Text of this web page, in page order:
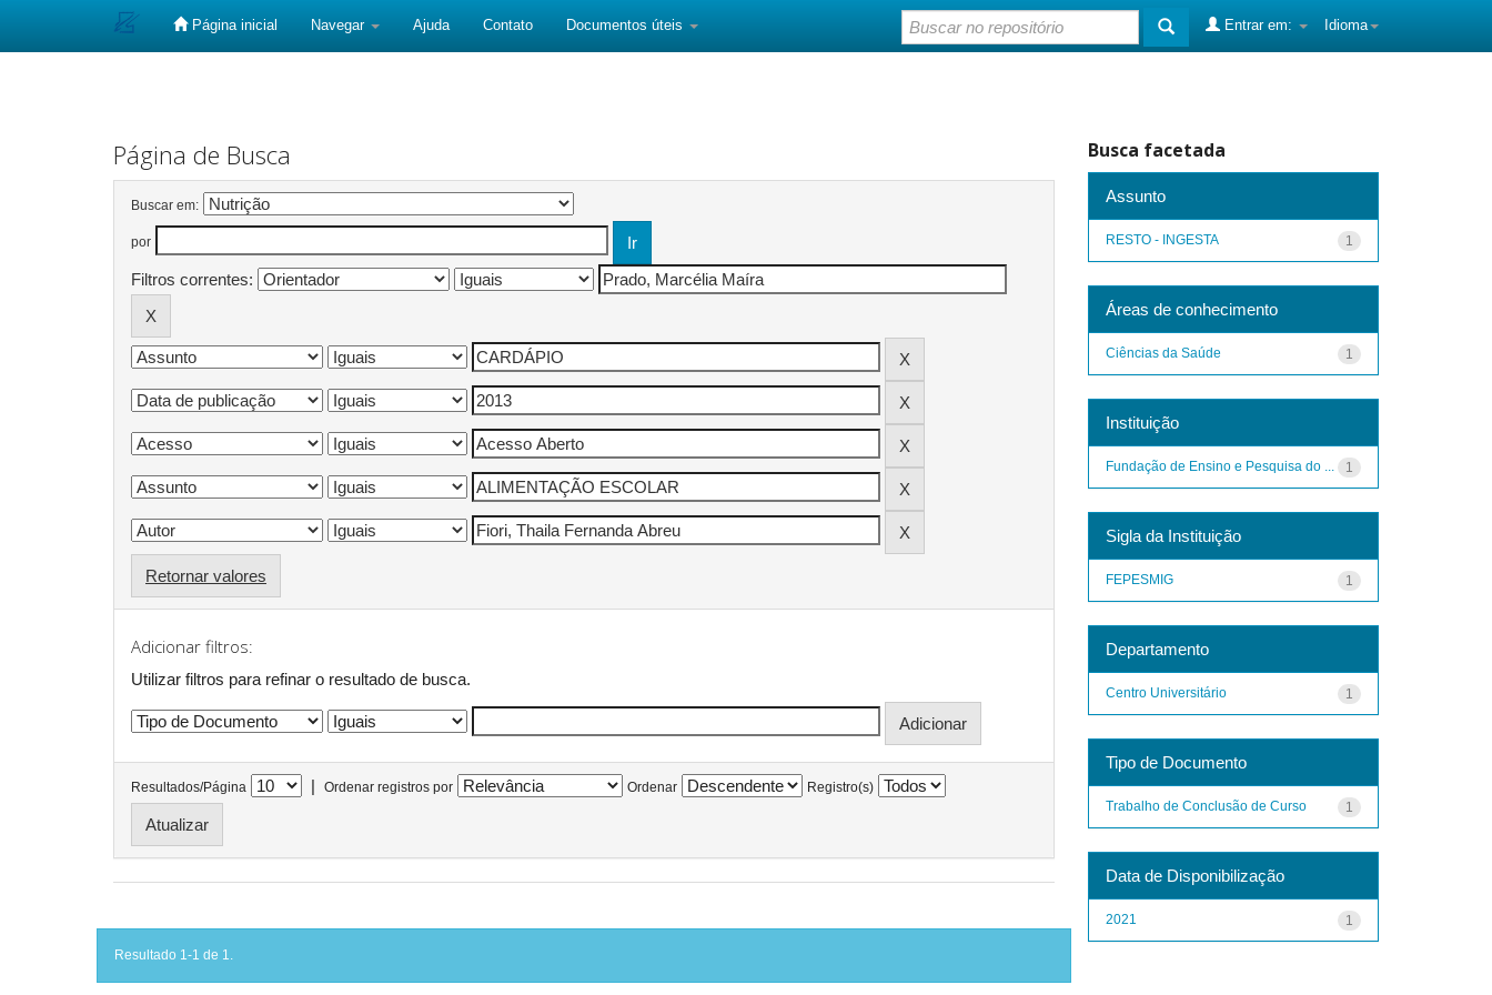
Página inicial Navegar Ajuda Contato Documentos úteis Idioma
Entrar em:
Página de Busca
Buscar em:
por
Filtros correntes:
Retornar valores
Adicionar filtros:
Utilizar filtros para refinar o resultado de busca.
Resultados/Página | Ordenar registros por Ordenar Registro(s)
Resultado 1-1 de 1.
Busca facetada
Assunto
1
RESTO - INGESTA
Áreas de conhecimento
1
Ciências da Saúde
Instituição
1
Fundação de Ensino e Pesquisa do ...
Sigla da Instituição
1
FEPESMIG
Departamento
1
Centro Universitário
Tipo de Documento
1
Trabalho de Conclusão de Curso
Data de Disponibilização
1
2021